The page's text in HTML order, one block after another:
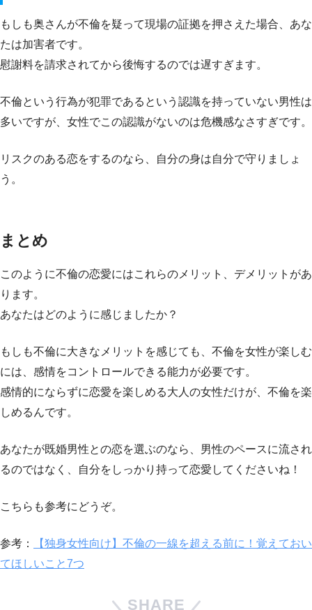
もしも奥さんが不倫を疑って現場の証拠を押さえた場合、あな
たは加害者です。
慰謝料を請求されてから後悔するのでは遅すぎます。
不倫という行為が犯罪であるという認識を持っていない男性は
多いですが、女性でこの認識がないのは危機感なさすぎです。
リスクのある恋をするのなら、自分の身は自分で守りましょ
う。
まとめ
このように不倫の恋愛にはこれらのメリット、デメリットがあ
ります。
あなたはどのように感じましたか？
もしも不倫に大きなメリットを感じても、不倫を女性が楽しむ
には、感情をコントロールできる能力が必要です。
感情的にならずに恋愛を楽しめる大人の女性だけが、不倫を楽
しめるんです。
あなたが既婚男性との恋を選ぶのなら、男性のペースに流され
るのではなく、自分をしっかり持って恋愛してくださいね！
こちらも参考にどうぞ。
参考：
【独身女性向け】不倫の一線を超える前に！覚えておい
てほしいこと7つ
SHARE